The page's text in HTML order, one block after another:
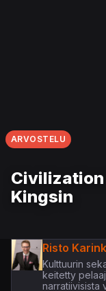
ARVOSTELU
Kingsin
Risto
Kulttuurin
keitetty
narratiivisista